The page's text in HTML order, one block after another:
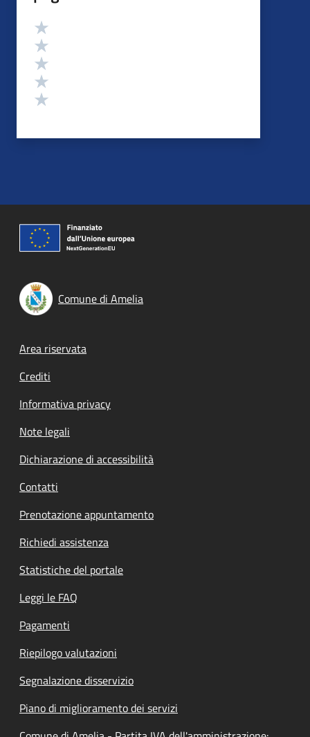
Valutazione
Comune di Amelia
Footer menu
Area riservata
Crediti
Informativa privacy
Note legali
Dichiarazione di accessibilità
Contatti
Prenotazione appuntamento
Richiedi assistenza
Statistiche del portale
Leggi le FAQ
Pagamenti
Riepilogo valutazioni
Segnalazione disservizio
Piano di miglioramento dei servizi